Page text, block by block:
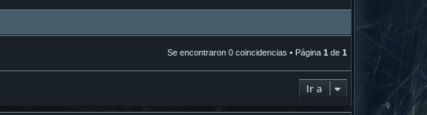
Se encontraron 0 coincidencias • Página 1 de 1
Ir a